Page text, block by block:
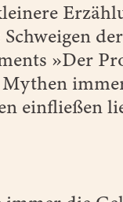
»Der
einfließen